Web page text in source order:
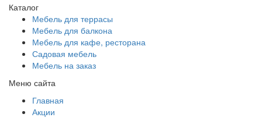
Каталог
Мебель для террасы
Мебель для балкона
Мебель для кафе, ресторана
Садовая мебель
Мебель на заказ
Меню сайта
Главная
Акции